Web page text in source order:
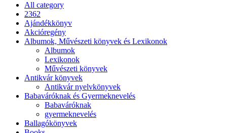
All category
2362
Ajándékkönyv
Akcióregény
Albumok, Művészeti könyvek és Lexikonok
Albumok
Lexikonok
Művészeti könyvek
Antikvár könyvek
Antikvár nyelvkönyvek
Babaváróknak és Gyermeknevelés
Babaváróknak
gyermeknevelés
Ballagókönyvek